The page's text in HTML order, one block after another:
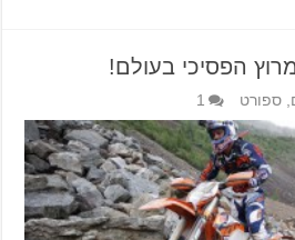
הפסיכי בעולם!
,ספורט 1